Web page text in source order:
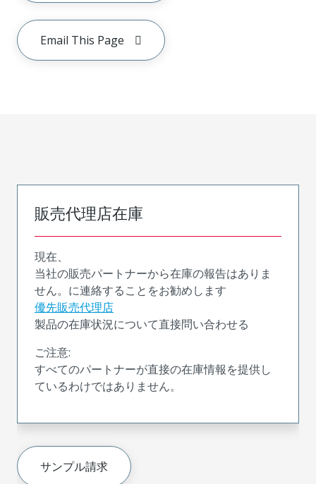
Email This Page
販売代理店在庫
現在、
当社の販売パートナーから在庫の報告はありま
せん。に連絡することをお勧めします
優先販売代理店
製品の在庫状況について直接問い合わせる
ご注意:
すべてのパートナーが直接の在庫情報を提供し
ているわけではありません。
サンプル請求